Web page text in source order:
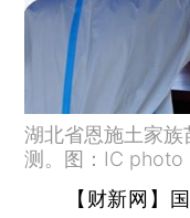
湖北省恩施土家
测。图：IC photo
【财新网】